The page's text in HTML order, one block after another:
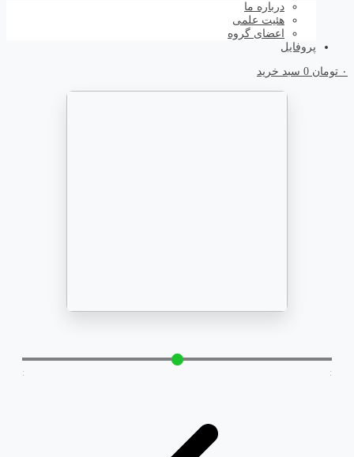
درباره ما
هئیت علمی
اعضای گروه
پروفایل
۰ تومان 0 سبد خرید
: :